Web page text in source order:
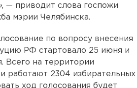
, — приводит слова госпожи
мэрии Челябинска.
по вопросу внесения
РФ стартовало 25 июня и
Всего на территории
работают 2304 избирательных
ход голосования будет